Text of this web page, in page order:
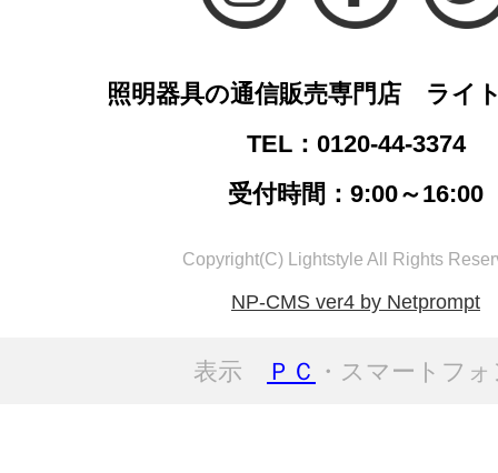
照明器具の通信販売専門店 ライ
TEL：0120-44-3374
受付時間：9:00～16:00
Copyright(C) Lightstyle All Rights
NP-CMS ver4 by Netprompt
表示 ＰＣ ・スマートフ